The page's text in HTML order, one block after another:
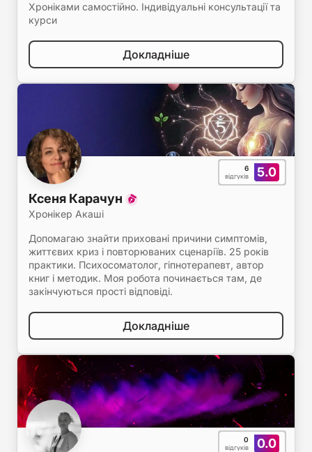
Хроніками самостійно. Індивідуальні консультації та
курси
Докладніше
5.0
6
відгуків
Ксеня Карачун
Хронікер Акаші
Допомагаю знайти приховані причини симптомів,
життєвих криз і повторюваних сценаріїв. 25 років
практики. Психосоматолог, гіпнотерапевт, автор
книг і методик. Моя робота починається там, де
закінчуються прості відповіді.
Докладніше
0.0
0
відгуків